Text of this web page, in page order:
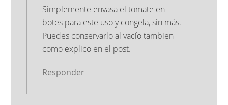
Simplemente envasa el tomate en
botes para este uso y congela, sin más.
Puedes conservarlo al vacío tambien
como explico en el post.
Responder